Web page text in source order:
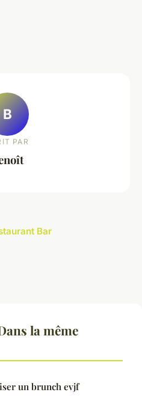
B
PAR
Bar
la même
un brunch evjf